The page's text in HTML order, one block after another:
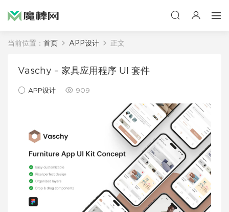
当前位置： 首页 APP设计 正文
Vaschy – 家具应用程序 UI 套件
APP设计 909